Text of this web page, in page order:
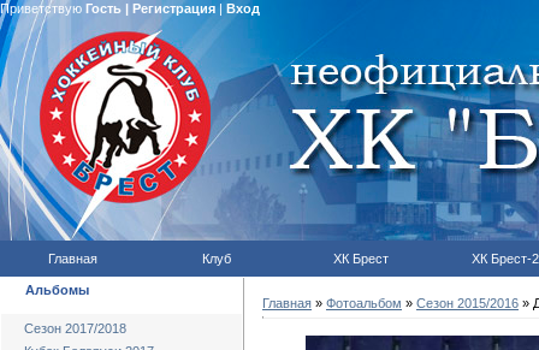
Приветствую Гость | Регистрация| Вход
Главная Клуб ХК Брест ХК Брест-2
Альбомы
Сезон 2017/2018
Главная » Фотоальбом » Сезон 2015/2016 »